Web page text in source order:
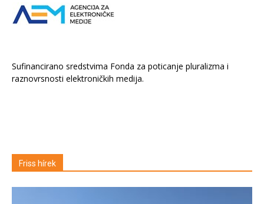
Sufinancirano sredstvima Fonda za poticanje pluralizma i
raznovrsnosti elektroničkih medija.
Friss hírek